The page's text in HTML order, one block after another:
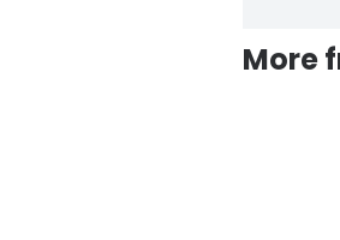
More